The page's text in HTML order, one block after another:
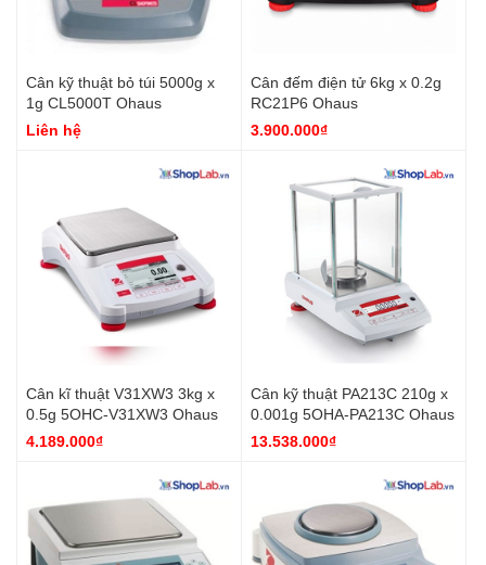
Cân kỹ thuật bỏ túi 5000g x
1g CL5000T Ohaus
Liên hệ
Cân đếm điện tử 6kg x 0.2g
RC21P6 Ohaus
3.900.000₫
Cân kĩ thuật V31XW3 3kg x
0.5g 5OHC-V31XW3 Ohaus
4.189.000₫
Cân kỹ thuật PA213C 210g x
0.001g 5OHA-PA213C Ohaus
13.538.000₫